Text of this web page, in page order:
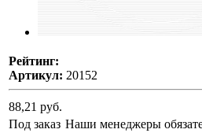
Рейтинг:
Артикул: 20152
88,21 руб.
Под заказ Наши менеджеры